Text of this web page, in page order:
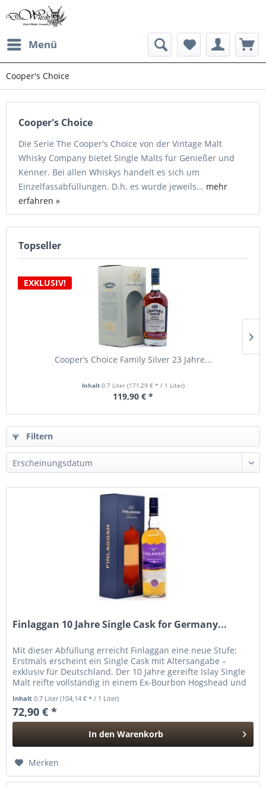
Menü
Cooper's Choice
Cooper's Choice
Die Serie The Cooper's Choice von der Vintage Malt
Whisky Company bietet Single Malts für Genießer und
Kenner. Bei allen Whiskys handelt es sich um
Einzelfassabfüllungen. D.h. es wurde jeweils... mehr
erfahren »
Topseller
EXKLUSIV!
Cooper’s Choice Family Silver 23 Jahre...
Inhalt 0.7 Liter (171,29 € * / 1 Liter)
119,90 € *
Filtern
Finlaggan 10 Jahre Single Cask for Germany...
Mit dieser Abfüllung erreicht Finlaggan eine neue Stufe:
Erstmals erscheint ein Single Cask mit Altersangabe –
exklusiv für Deutschland. Der 10 Jahre gereifte Islay Single
Malt reifte vollständig in einem Ex-Bourbon Hogshead und
Inhalt0.7 Liter(104,14 € * / 1 Liter)
72,90 € *
In den Warenkorb
Merken